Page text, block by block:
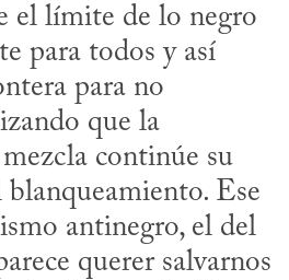
el límite de lo negro
para todos y así
para no
que la
continúe su
Ese
antinegro, el del
querer salvarnos